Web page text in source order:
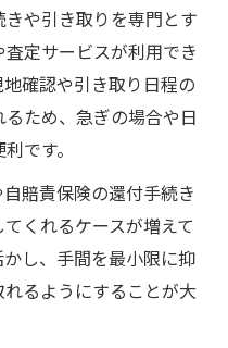
や引き取りを専門とす
定サービスが利用でき
確認や引き取り日程の
ため、急ぎの場合や日
です。
賠責保険の還付手続き
くれるケースが増えて
し、手間を最小限に抑
るようにすることが大